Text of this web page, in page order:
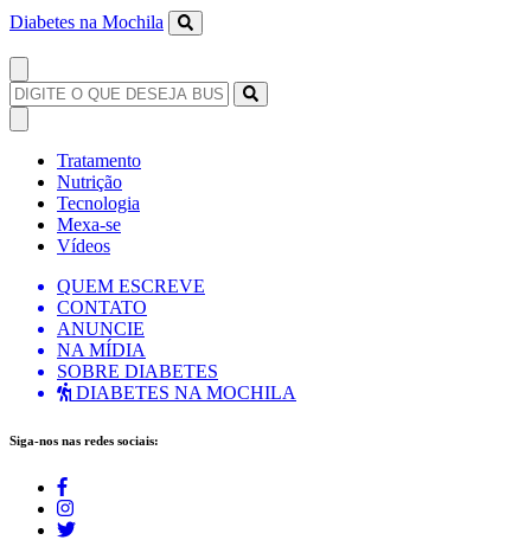
Diabetes na Mochila
Tratamento
Nutrição
Tecnologia
Mexa-se
Vídeos
QUEM ESCREVE
CONTATO
ANUNCIE
NA MÍDIA
SOBRE DIABETES
DIABETES NA MOCHILA
Siga-nos nas redes sociais: